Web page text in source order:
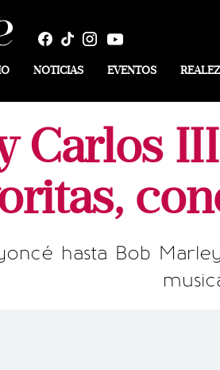
NOTICIAS EVENTOS
Carlos
hasta Bob